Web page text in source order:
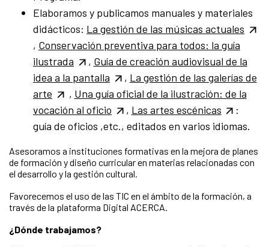
Elaboramos y publicamos manuales y materiales
didácticos: La gestión de las músicas actuales
, Conservación preventiva para todos: la guía
ilustrada
, Guía de creación audiovisual de la
idea a la pantalla
, La gestión de las galerías de
arte
, Una guía oficial de la ilustración: de la
vocación al oficio
, Las artes escénicas
:
guía de oficios ,etc., editados en varios idiomas.
Asesoramos a instituciones formativas en la mejora de planes
de formación y diseño curricular en materias relacionadas con
el desarrollo y la gestión cultural.
Favorecemos el uso de las TIC en el ámbito de la formación, a
través de la plataforma Digital ACERCA.
¿Dónde trabajamos?